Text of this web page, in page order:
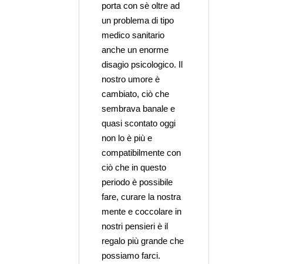
porta con sè oltre ad
un problema di tipo
medico sanitario
anche un enorme
disagio psicologico. Il
nostro umore è
cambiato, ciò che
sembrava banale e
quasi scontato oggi
non lo è più e
compatibilmente con
ciò che in questo
periodo è possibile
fare, curare la nostra
mente e coccolare in
nostri pensieri è il
regalo più grande che
possiamo farci.